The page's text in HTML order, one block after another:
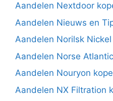
Aandelen Nextdoor
Aandelen Nieuws en
Aandelen Norilsk
Aandelen Norse
Aandelen Nouryon
Aandelen NX Filtration